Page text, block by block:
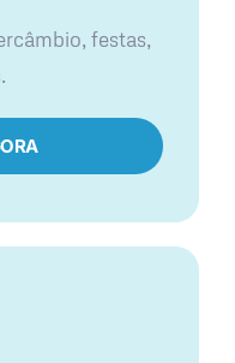
festas,